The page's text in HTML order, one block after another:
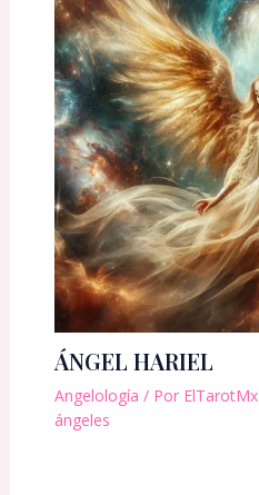
ÁNGEL HARIEL
Angelología / Por ElTarotMx
ángeles